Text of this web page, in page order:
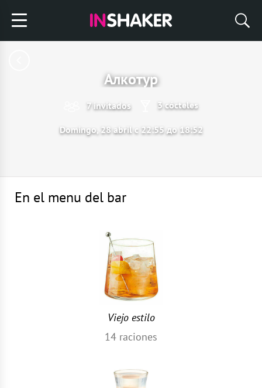
Алкотур
7 invitados 3 cócteles
Domingo, 28 abril с 22:55 до 18:52
En el menu del bar
Viejo estilo
14 raciones